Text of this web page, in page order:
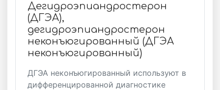
Дегидроэпиандростерон
(ДГЭА),
дегидроэпиандростерон
неконъюгированный (ДГЭА
неконъюгированный)
ДГЭА неконъюгированный используют в
дифференцированной диагностике